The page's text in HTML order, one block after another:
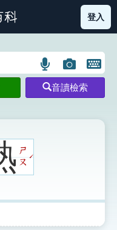
部首索引表圖示
登入
語
言
搜
圖
片
搜
開
鍵
圖
音讀檢索
ㄕ
ㄡ
ˊ